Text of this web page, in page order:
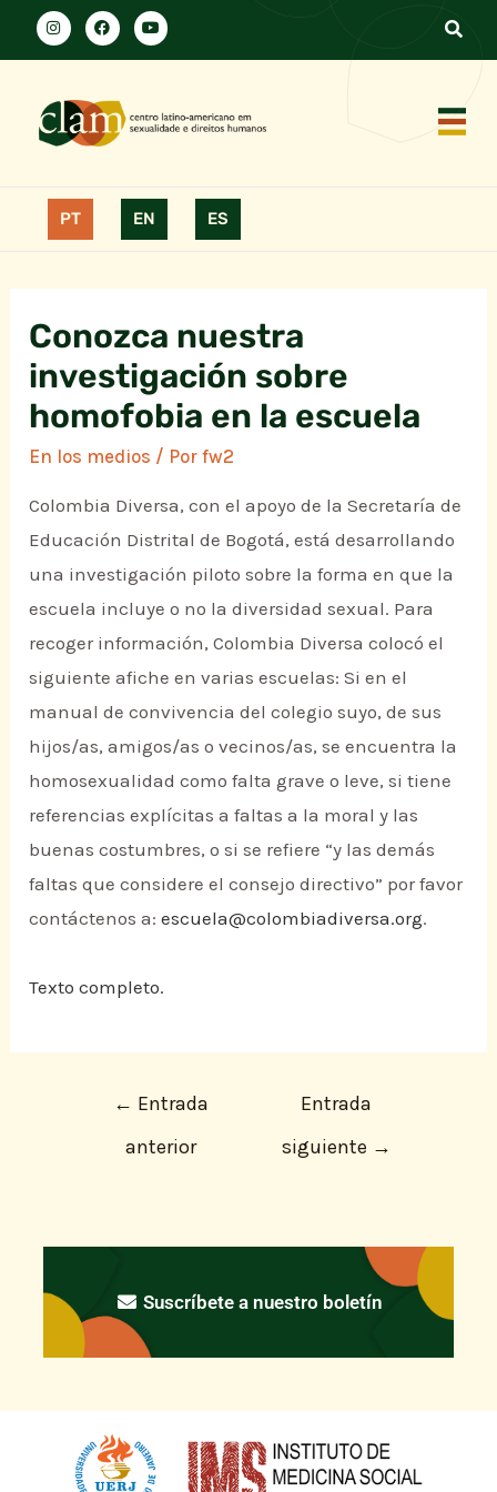
PT EN ES
Conozca nuestra
investigación sobre
homofobia en la escuela
En los medios / Porfw2
Colombia Diversa, con el apoyo de la Secretaría de
Educación Distrital de Bogotá, está desarrollando
una investigación piloto sobre la forma en que la
escuela incluye o no la diversidad sexual. Para
recoger información, Colombia Diversa colocó el
siguiente afiche en varias escuelas: Si en el
manual de convivencia del colegio suyo, de sus
hijos/as, amigos/as o vecinos/as, se encuentra la
homosexualidad como falta grave o leve, si tiene
referencias explícitas a faltas a la moral y las
buenas costumbres, o si se refiere “y las demás
faltas que considere el consejo directivo” por favor
contáctenos a:escuela@colombiadiversa.org.
Texto completo.
← Entrada
anterior
Entrada
siguiente →
Suscríbete a nuestro boletín